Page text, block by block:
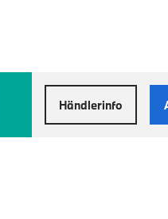
Händlerinfo